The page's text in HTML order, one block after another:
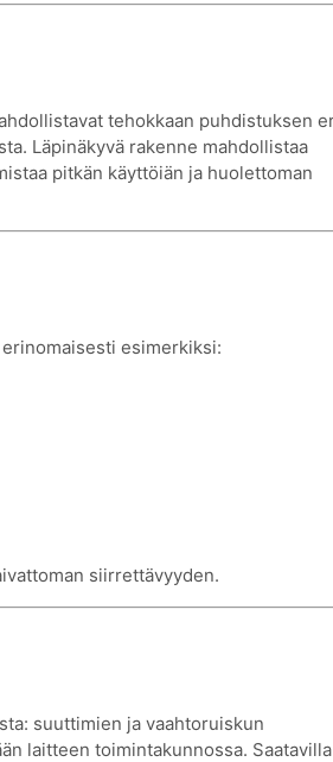
tehokkaan puhdistuksen
Läpinäkyvä rakenne mahdollistaa
pitkän käyttöiän ja huolettoman
esimerkiksi:
siirrettävyyden.
suuttimien ja vaahtoruiskun
laitteen toimintakunnossa. Saatavilla